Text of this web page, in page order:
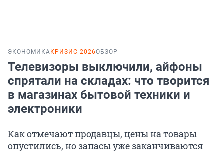
ЭКОНОМИКА КРИЗИС-2026ОБЗОР
Телевизоры выключили, айфоны
спрятали на складах: что творится
в магазинах бытовой техники и
электроники
Как отмечают продавцы, цены на товары
опустились, но запасы уже заканчиваются